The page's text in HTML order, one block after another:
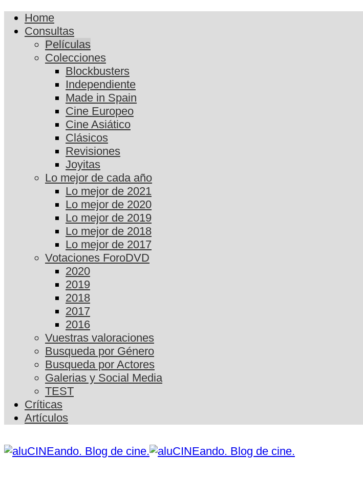
Home
Consultas
Películas
Colecciones
Blockbusters
Independiente
Made in Spain
Cine Europeo
Cine Asiático
Clásicos
Revisiones
Joyitas
Lo mejor de cada año
Lo mejor de 2021
Lo mejor de 2020
Lo mejor de 2019
Lo mejor de 2018
Lo mejor de 2017
Votaciones ForoDVD
2020
2019
2018
2017
2016
Vuestras valoraciones
Busqueda por Género
Busqueda por Actores
Galerias y Social Media
TEST
Críticas
Artículos